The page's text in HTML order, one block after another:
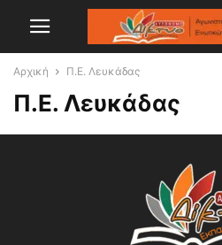
Αρχική Π.Ε. Λευκάδας
Π.Ε. Λευκάδας